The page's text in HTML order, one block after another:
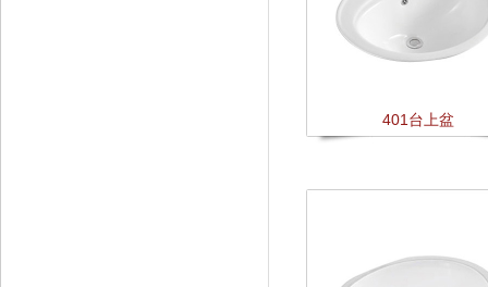
401台上盆